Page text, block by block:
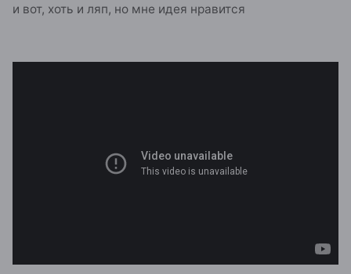
и вот, хоть и ляп, но мне идея нравится